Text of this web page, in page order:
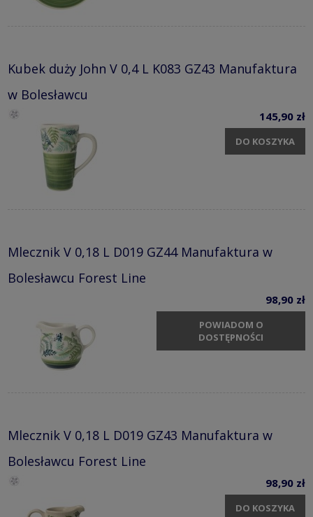
Kubek duży John V 0,4 L K083 GZ43 Manufaktura
w Bolesławcu
145,90 zł
DO KOSZYKA
Mlecznik V 0,18 L D019 GZ44 Manufaktura w
Bolesławcu Forest Line
98,90 zł
POWIADOM O
DOSTĘPNOŚCI
Mlecznik V 0,18 L D019 GZ43 Manufaktura w
Bolesławcu Forest Line
98,90 zł
DO KOSZYKA